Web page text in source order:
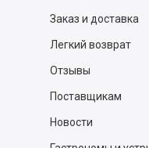
Заказ и доставка
Легкий возврат
Отзывы
Поставщикам
Новости